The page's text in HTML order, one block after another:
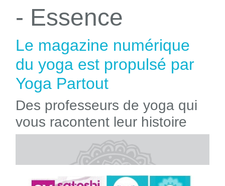
- Essence
Le magazine numérique
du yoga est propulsé par
Yoga Partout
Des professeurs de yoga qui
vous racontent leur histoire